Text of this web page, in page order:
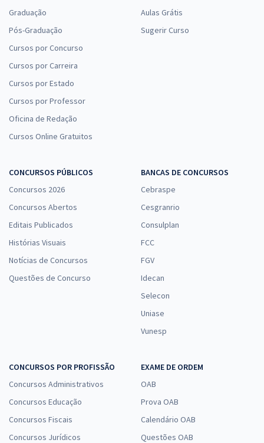
Graduação
Pós-Graduação
Cursos por Concurso
Cursos por Carreira
Cursos por Estado
Cursos por Professor
Oficina de Redação
Cursos Online Gratuitos
Aulas Grátis
Sugerir Curso
CONCURSOS PÚBLICOS
Concursos 2026
Concursos Abertos
Editais Publicados
Histórias Visuais
Notícias de Concursos
Questões de Concurso
BANCAS DE CONCURSOS
Cebraspe
Cesgranrio
Consulplan
FCC
FGV
Idecan
Selecon
Uniase
Vunesp
CONCURSOS POR PROFISSÃO
Concursos Administrativos
Concursos Educação
Concursos Fiscais
Concursos Jurídicos
EXAME DE ORDEM
OAB
Prova OAB
Calendário OAB
Questões OAB